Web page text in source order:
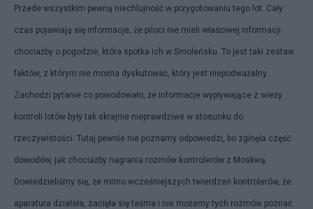
Przede wszystkim pewną niechlujność w przygotowaniu tego lot. Cały
czas pojawiają się informacje, że piloci nie mieli właściwej informacji
chociażby o pogodzie, która spotka ich w Smoleńsku. To jest taki zestaw
faktów, z którym nie można dyskutować, który jest niepodważalny.
Zachodzi pytanie co powodowało, że informacje wypływające z wieży
kontroli lotów były tak skrajnie nieprawdziwe w stosunku do
rzeczywistości. Tutaj pewnie nie poznamy odpowiedzi, bo zginęła część
dowodów, jak chociażby nagrania rozmów kontrolerów z Moskwą.
Dowiedzieliśmy się, że mimo wcześniejszych twierdzeń kontrolerów, że
aparatura działała, zacięła się taśma i nie możemy tych rozmów poznać.